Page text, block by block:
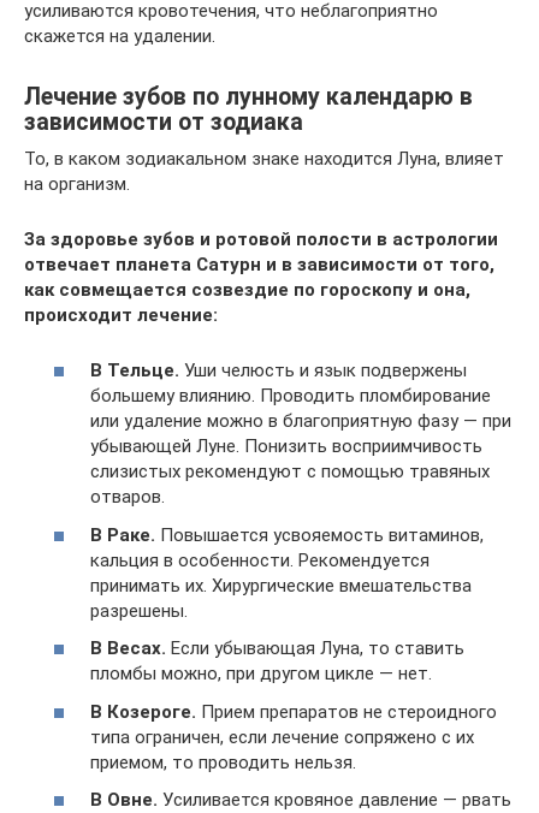
усиливаются кровотечения, что неблагоприятно
скажется на удалении.
Лечение зубов по лунному календарю в
зависимости от зодиака
То, в каком зодиакальном знаке находится Луна, влияет
на организм.
За здоровье зубов и ротовой полости в астрологии
отвечает планета Сатурн и в зависимости от того,
как совмещается созвездие по гороскопу и она,
происходит лечение:
В Тельце. Уши челюсть и язык подвержены
большему влиянию. Проводить пломбирование
или удаление можно в благоприятную фазу — при
убывающей Луне. Понизить восприимчивость
слизистых рекомендуют с помощью травяных
отваров.
В Раке. Повышается усвояемость витаминов,
кальция в особенности. Рекомендуется
принимать их. Хирургические вмешательства
разрешены.
В Весах. Если убывающая Луна, то ставить
пломбы можно, при другом цикле — нет.
В Козероге. Прием препаратов не стероидного
типа ограничен, если лечение сопряжено с их
приемом, то проводить нельзя.
В Овне. Усиливается кровяное давление — рвать